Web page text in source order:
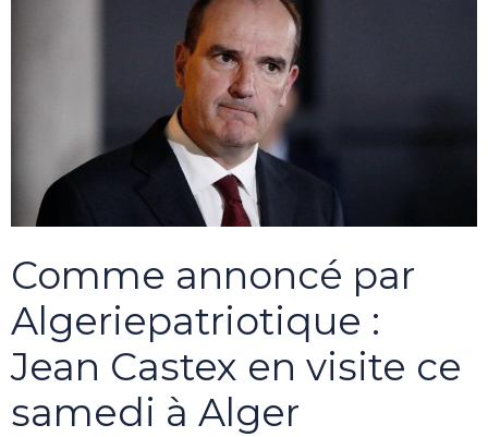
Comme annoncé par
Algeriepatriotique :
Jean Castex en visite ce
samedi à Alger